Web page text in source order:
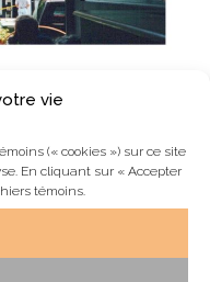
vie
(« cookies ») sur ce site
En cliquant sur « Accepter
témoins.
du bâtiment a
Aussi, l’intérieur
et son décor
En 2001,